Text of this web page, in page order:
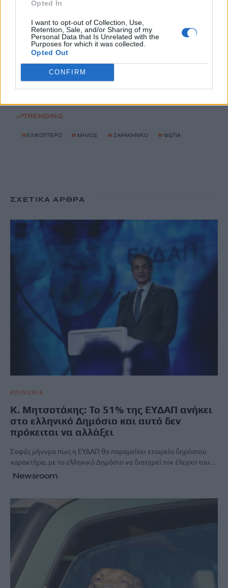
Opted In
I want to opt-out of Collection, Use,
Retention, Sale, and/or Sharing of my
Personal Data that Is Unrelated with the
Purposes for which it was collected.
Opted Out
CONFIRM
10 Αυγούστου, 2026
Πάτρα: Άγιο είχε παιδάκι 2,5 ετών που έπεσε από μπαλκόνι –
Σώθηκε από ένα… δέντρο
10 Αυγούστου, 2026
TRENDING
# ΕΛΙΚΟΠΤΕΡΟ # ΜΗΛΟΣ # ΣΑΡΑΚΗΝΙΚΟ # ΦΩΤΙΑ
ΣΧΕΤΙΚΆ ΆΡΘΡΑ
ΚΟΙΝΩΝΙΑ
Κ. Μητσοτάκης: Το 51% της ΕΥΔΑΠ ανήκει
στο ελληνικό Δημόσιο και αυτό δεν
πρόκειται να αλλάξει
Σαφές μήνυμα πως η ΕΥΔΑΠ θα παραμείνει εταιρεία δημόσιου
χαρακτήρα, με το ελληνικό Δημόσιο να διατηρεί τον έλεγχο του…
Newsroom